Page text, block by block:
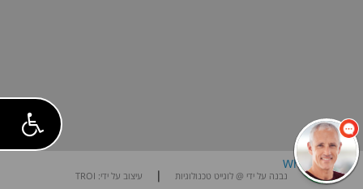
נבנה על ידי @ לוגייט טכנולוגיות | עיצוב על ידי: TROI